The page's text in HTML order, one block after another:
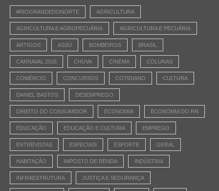
#RIOGRANDEDONORTE AGRICULTURA
AGRICULTURA E AGROPECUÁRIA AGRICULTURA E PECUÁRIA
ARTIGOS ASSÚ BOMBEIROS BRASIL
CARNAVAL 2026 CHUVA CINEMA COLUNAS
COMÉRCIO CONCURSOS COTIDIANO CULTURA
DANIEL BASTOS DESEMPREGO
DIREITO DO CONSUMIDOR ECONOMIA ECONOMIA DO RN
EDUCAÇÃO EDUCAÇÃO E CULTURA EMPREGO
ENTREVISTAS ESPECIAIS ESPORTE GERAL
HABITAÇÃO IMPOSTO DE RENDA INDÚSTRIA
INFRAESTRUTURA JUSTIÇA E SEGURANÇA